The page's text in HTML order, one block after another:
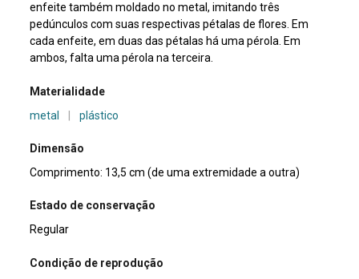
enfeite também moldado no metal, imitando três
pedúnculos com suas respectivas pétalas de flores. Em
cada enfeite, em duas das pétalas há uma pérola. Em
ambos, falta uma pérola na terceira.
Materialidade
metal
plástico
Dimensão
Comprimento: 13,5 cm (de uma extremidade a outra)
Estado de conservação
Regular
Condição de reprodução